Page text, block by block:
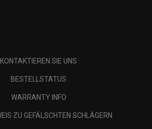
KONTAKTIEREN SIE UNS
BESTELLSTATUS
WARRANTY INFO
ZU GEFÄLSCHTEN SCHLÄGERN